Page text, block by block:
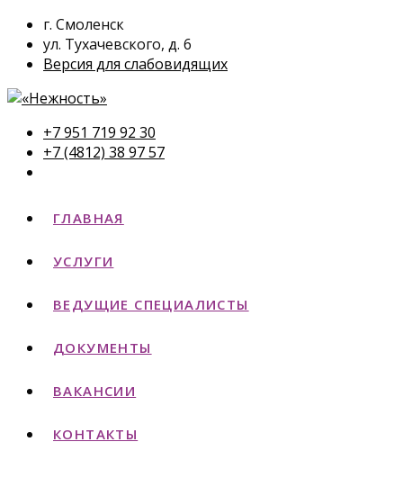
г. Смоленск
ул. Тухачевского, д. 6
Версия для слабовидящих
+7 951 719 92 30
+7 (4812) 38 97 57
ГЛАВНАЯ
УСЛУГИ
ВЕДУЩИЕ СПЕЦИАЛИСТЫ
ДОКУМЕНТЫ
ВАКАНСИИ
КОНТАКТЫ